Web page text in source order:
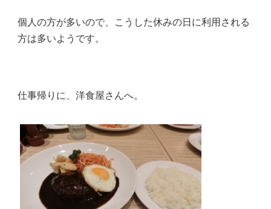
個人の方が多いので、こうした休みの日に利用される
方は多いようです。
仕事帰りに、洋食屋さんへ。